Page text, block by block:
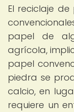
El reciclaje
papel de
agrícola,
papel
piedra se
calcio, en
requiere un